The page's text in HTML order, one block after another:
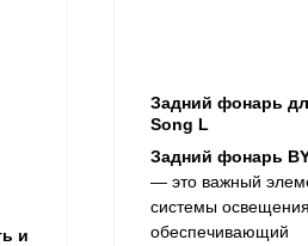
и
Задний фонарь
Song L
Задний фонарь
— это важный
системы освещения,
обеспечивающий